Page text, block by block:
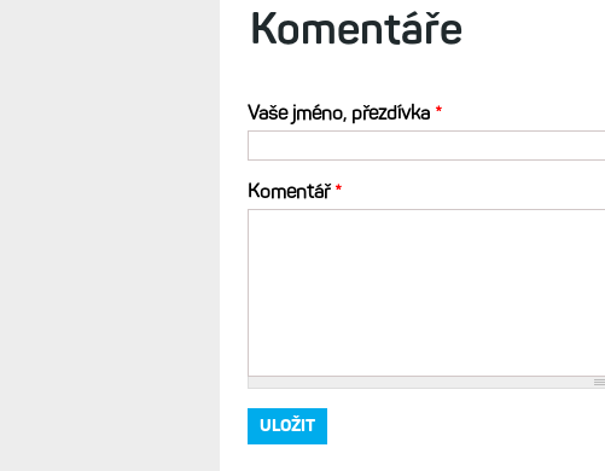
Komentáře
Vaše jméno, přezdívka *
Komentář*